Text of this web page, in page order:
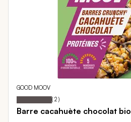
GOOD MOOV
Notation: 100
% of
( 2 )
Barre cacahuète chocolat bio